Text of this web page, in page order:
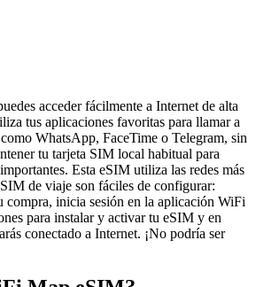
acceder fácilmente a Internet de alta
tus aplicaciones favoritas para llamar a
WhatsApp, FaceTime o Telegram, sin
tu tarjeta SIM local habitual para
Esta eSIM utiliza las redes más
de viaje son fáciles de configurar:
compra, inicia sesión en la aplicación WiFi
para instalar y activar tu eSIM y en
conectado a Internet. ¡No podría ser